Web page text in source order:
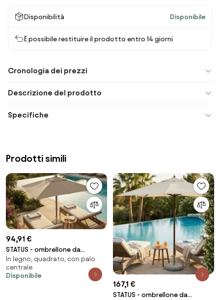
Disponibilità Disponibile
È possibile restituire il prodotto entro 14 giorni
Cronologia dei prezzi
Descrizione del prodotto
Specifiche
Prodotti simili
94,91 €
STATUS - ombrellone da
giardino palo centrale in legno
2 x 3 m
In legno, quadrato, con palo
centrale
Disponibile
167,1 €
STATUS - ombrellone da